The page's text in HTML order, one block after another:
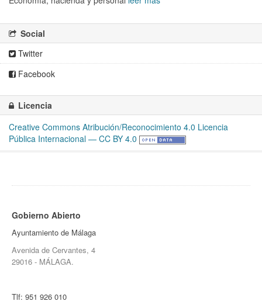
Social
Twitter
Facebook
Licencia
Creative Commons Atribución/Reconocimiento 4.0 Licencia
Pública Internacional — CC BY 4.0
Gobierno Abierto
Ayuntamiento de Málaga
Avenida de Cervantes, 4
29016 - MÁLAGA.
Tlf: 951 926 010